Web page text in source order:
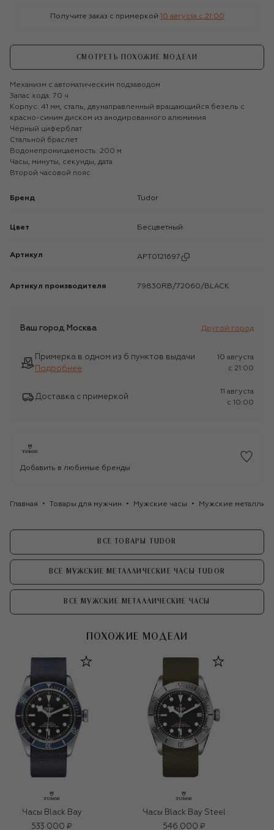
Получите заказ с примеркой 10 августа c 21:00
СМОТРЕТЬ ПОХОЖИЕ МОДЕЛИ
Механизм с автоматическим подзаводом
Запас хода: 70 ч
Корпус: 41 мм, сталь, двунаправленный вращающийся безель с
красно-синим диском из анодированного алюминия
Чёрный циферблат
Стальной браслет
Водонепроницаемость: 200 м
Часы, минуты, секунды, дата
Второй часовой пояс
Бренд Tudor
Цвет Бесцветный
Артикул APT0121697
Артикул производителя 79830RB/72060/BLACK
Ваш город Москва Другой город
Примерка в одном из 6 пунктов выдачи
Подробнее
10 августа
c 21:00
Доставка с примеркой
11 августа
c 10:00
Добавить в любимые бренды
Главная Товары для мужчин Мужские часы Мужские
ВСЕ ТОВАРЫ TUDOR
ВСЕ МУЖСКИЕ МЕТАЛЛИЧЕСКИЕ ЧАСЫ TUDOR
ВСЕ МУЖСКИЕ МЕТАЛЛИЧЕСКИЕ ЧАСЫ
ПОХОЖИЕ МОДЕЛИ
Часы Black Bay
533 000 ₽
Часы Black Bay Steel
546 000 ₽